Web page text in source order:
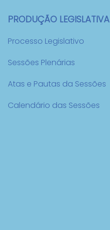
PRODUÇÃO LEGISLATIVA
Processo Legislativo
Sessões Plenárias
Atas e Pautas da Sessões
Calendário das Sessões